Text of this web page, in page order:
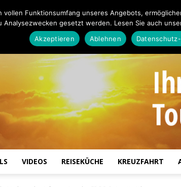
VIDEOS REISEKÜCHE KREUZFAHRT
Funktionsumfang unseres Angebots,
Analysezwecken gesetzt werden. Lesen Sie auch
Akzeptieren
Ablehnen